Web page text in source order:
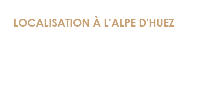
LOCALISATION À L'ALPE D'HUEZ